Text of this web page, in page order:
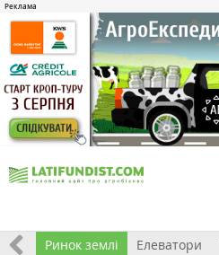
Ринок землі Елеватори